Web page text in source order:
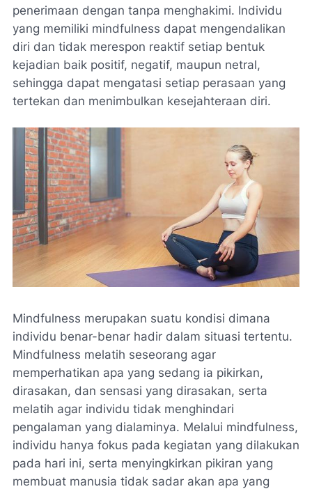
penerimaan dengan tanpa menghakimi. Individu
yang memiliki mindfulness dapat mengendalikan
diri dan tidak merespon reaktif setiap bentuk
kejadian baik positif, negatif, maupun netral,
sehingga dapat mengatasi setiap perasaan yang
tertekan dan menimbulkan kesejahteraan diri.
Mindfulness merupakan suatu kondisi dimana
individu benar-benar hadir dalam situasi tertentu.
Mindfulness melatih seseorang agar
memperhatikan apa yang sedang ia pikirkan,
dirasakan, dan sensasi yang dirasakan, serta
melatih agar individu tidak menghindari
pengalaman yang dialaminya. Melalui mindfulness,
individu hanya fokus pada kegiatan yang dilakukan
pada hari ini, serta menyingkirkan pikiran yang
membuat manusia tidak sadar akan apa yang